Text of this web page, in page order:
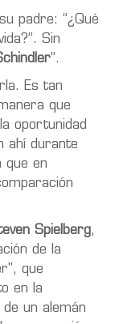
padre: “¿Qué
Sin
”.
Es tan
que
oportunidad
ahí durante
que en
Spielberg,
de la
que
en la
un alemán